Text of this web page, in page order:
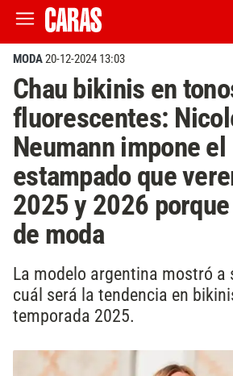
MODA20-12-2024 13:03
Chau bikinis en
fluorescentes:
Neumann impone el
estampado que
2025 y 2026
de moda
La modelo argentina mostró a
cuál será la tendencia en
temporada 2025.